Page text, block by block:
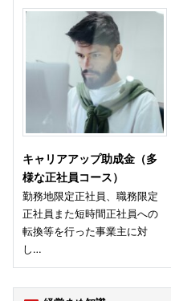
キャリアアップ助成金（多
様な正社員コース）
勤務地限定正社員、職務限定
正社員また短時間正社員への
転換等を行った事業主に対
し…